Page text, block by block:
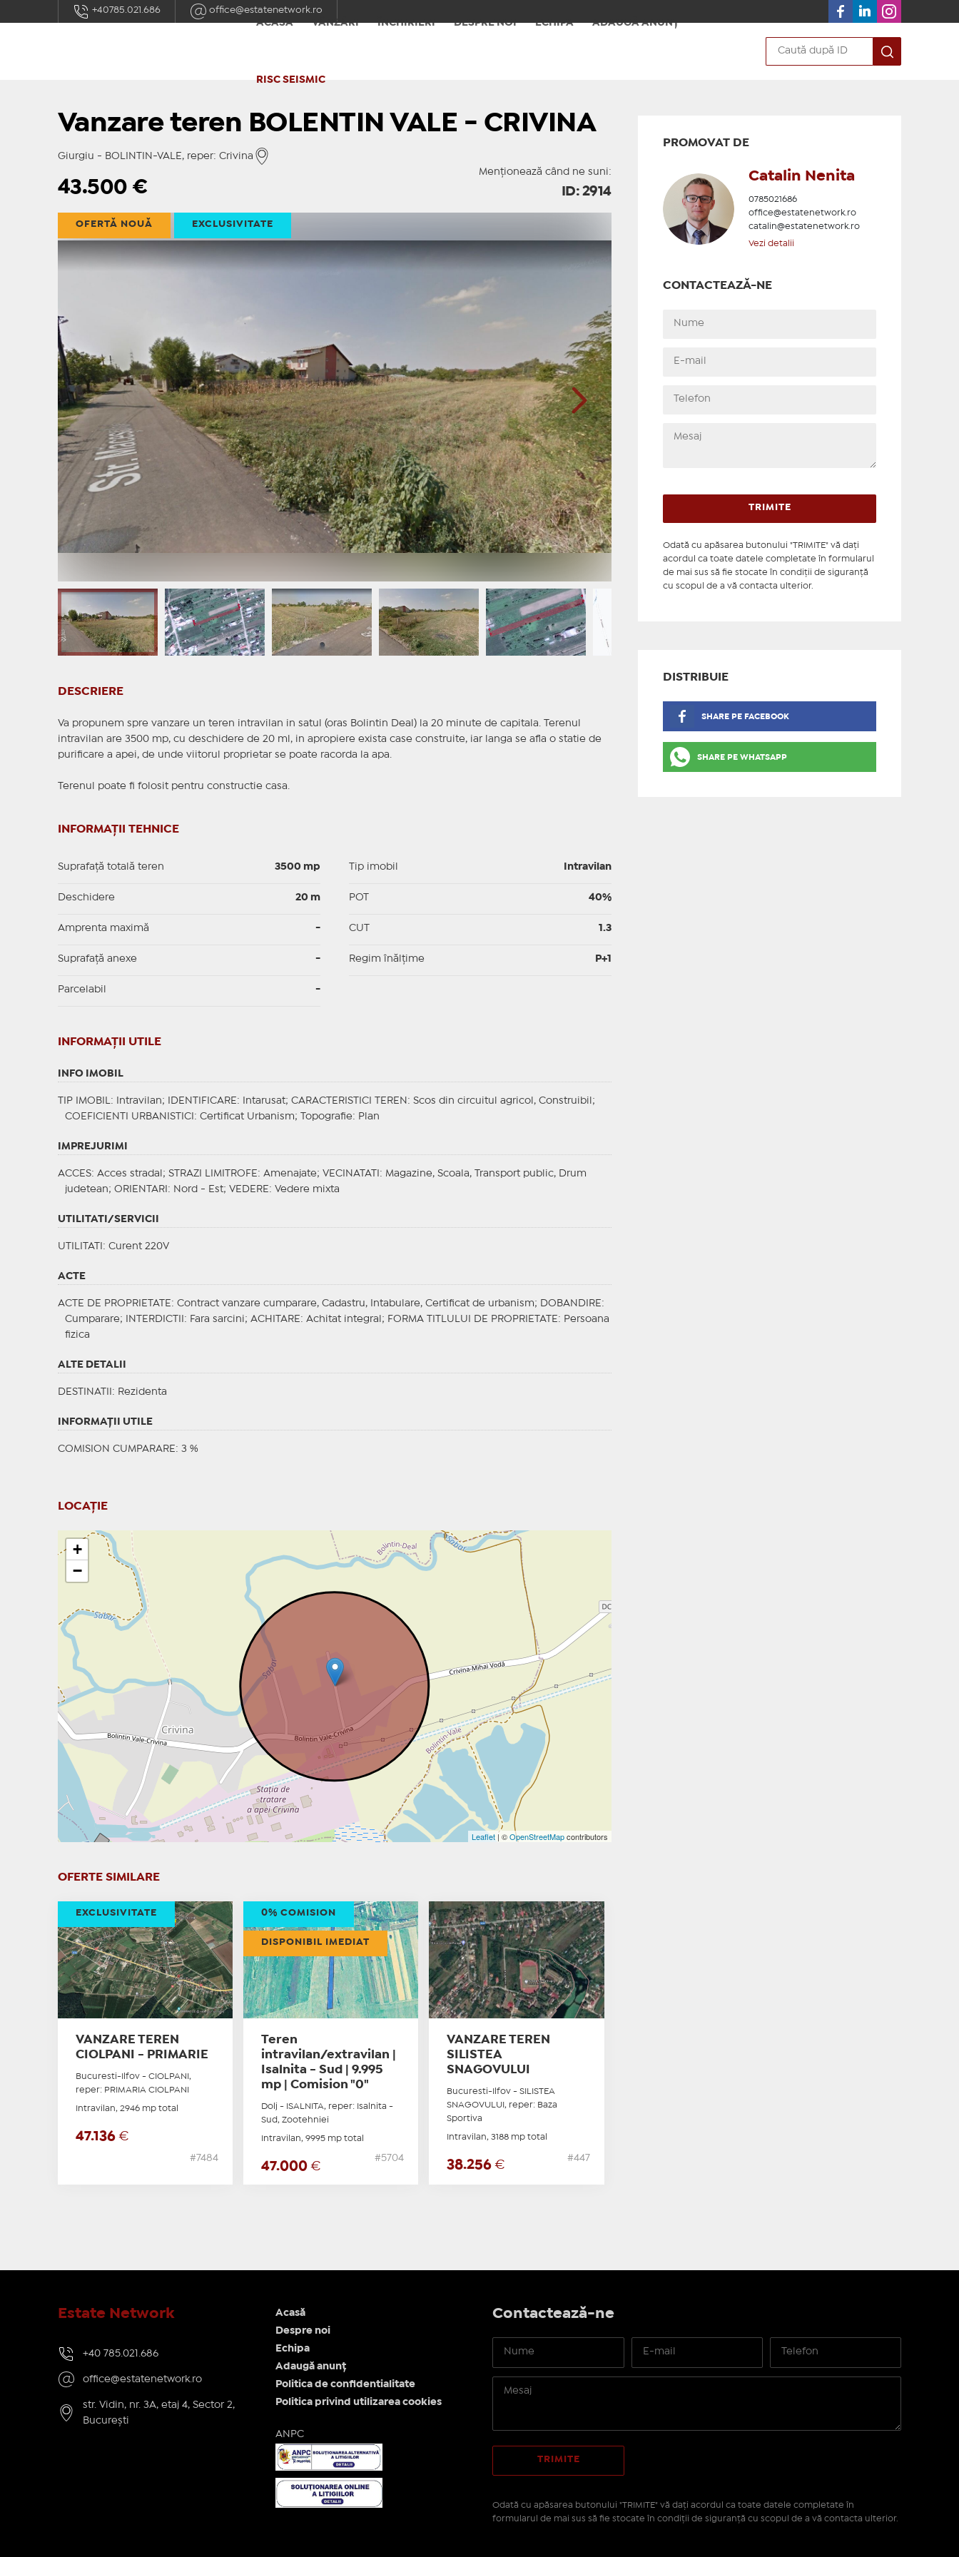
+40785.021.686
office@estatenetwork.ro
ACASĂ
VÂNZĂRI ÎNCHIRIERI DESPRE NOI ECHIPA ADAUGĂ ANUNȚ
RISC SEISMIC
Vanzare teren BOLENTIN VALE - CRIVINA
Giurgiu - BOLINTIN-VALE, reper: Crivina
Menționează când ne suni:
43.500€ ID: 2914
OFERTĂ NOUĂ EXCLUSIVITATE
DESCRIERE
Va propunem spre vanzare un teren intravilan in satul (oras Bolintin Deal) la 20 minute de capitala. Terenul
intravilan are 3500 mp, cu deschidere de 20 ml, in apropiere exista case construite, iar langa se afla o statie de
purificare a apei, de unde viitorul proprietar se poate racorda la apa.
Terenul poate fi folosit pentru constructie casa.
INFORMAȚII TEHNICE
Suprafață totală teren 3500 mp
Deschidere 20 m
Amprenta maximă -
Suprafață anexe -
Parcelabil -
Tip imobil Intravilan
POT 40%
CUT 1.3
Regim înălțime P+1
INFORMAŢII UTILE
INFO IMOBIL
TIP IMOBIL : Intravilan; IDENTIFICARE : Intarusat; CARACTERISTICI TEREN : Scos din circuitul agricol, Construibil;
COEFICIENTI URBANISTICI : Certificat Urbanism; Topografie: Plan
IMPREJURIMI
ACCES: Acces stradal; STRAZI LIMITROFE : Amenajate; VECINATATI
: Magazine, Scoala, Transport public, Drum
judetean; ORIENTARI : Nord - Est; VEDERE : Vedere mixta
UTILITATI/SERVICII
UTILITATI : Curent 220V
ACTE
ACTE DE PROPRIETATE : Contract vanzare cumparare, Cadastru, Intabulare, Certificat de urbanism; DOBANDIRE :
Cumparare;
INTERDICTII : Fara sarcini; ACHITARE : Achitat integral; FORMA TITLULUI DE PROPRIETATE : Persoana
fizica
ALTE DETALII
DESTINATII : Rezidenta
INFORMAŢII UTILE
COMISION CUMPARARE: 3 %
LOCAȚIE
+
−
Leaflet| ©OpenStreetMapcontributors
PROMOVAT DE
Catalin Nenita
0785021686
office@estatenetwork.ro
catalin@estatenetwork.ro
Vezi detalii
CONTACTEAZĂ-NE
Odată cu apăsarea butonului "TRIMITE" vă daţi
acordul ca toate datele completate în formularul
de mai sus să fie stocate în condiţii de siguranţă
cu scopul de a vă contacta ulterior.
DISTRIBUIE
SHARE PE FACEBOOK
SHARE PE WHATSAPP
OFERTE SIMILARE
VANZARE TEREN
CIOLPANI - PRIMARIE
Bucuresti-Ilfov - CIOLPANI,
reper: PRIMARIA CIOLPANI
Intravilan, 2946 mp total
47.136 €
#7484
EXCLUSIVITATE
Teren
intravilan/extravilan |
Isalnita - Sud | 9.995
mp | Comision "0"
Dolj - ISALNITA, reper: Isalnita -
Sud, Zootehniei
Intravilan, 9995 mp total
47.000€
#5704
0% COMISION
DISPONIBIL IMEDIAT
VANZARE TEREN
SILISTEA
SNAGOVULUI
Bucuresti-Ilfov - SILISTEA
SNAGOVULUI, reper: Baza
Sportiva
Intravilan, 3188 mp total
38.256€
#447
Estate Network
+40 785.021.686
office@estatenetwork.ro
str. Vidin, nr. 3A, etaj 4, Sector 2,
București
Acasă
Despre noi
Echipa
Adaugă anunț
Politica de confidentialitate
Politica privind utilizarea cookies
ANPC
Contactează-ne
Odată cu apăsarea butonului "TRIMITE" vă daţi acordul ca toate datele completate în
formularul de mai sus să fie stocate în condiţii de siguranţă cu scopul de a vă contacta ulterior.